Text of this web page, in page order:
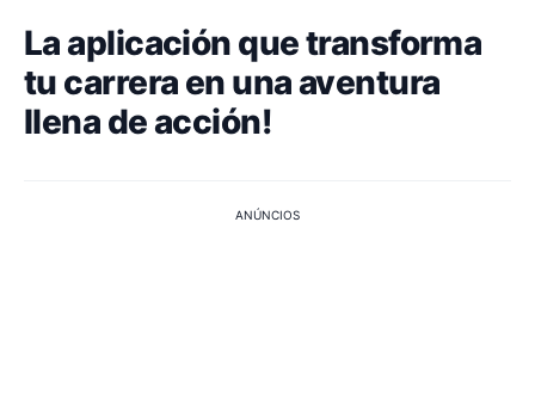
La aplicación que transforma
tu carrera en una aventura
llena de acción!
ANÚNCIOS